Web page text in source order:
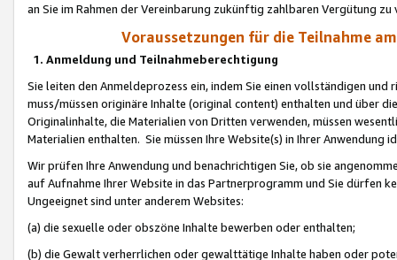
an Sie im Rahmen der Vereinbarung zukünftig zahlbaren Vergütung zu
Voraussetzungen für die Teilnahme
1. Anmeldung und Teilnahmeberechtigung
Sie leiten den Anmeldeprozess ein, indem Sie einen vollständigen
muss/müssen originäre Inhalte (original content) enthalten und über
Originalinhalte, die Materialien von Dritten verwenden, müssen
Materialien enthalten. Sie müssen Ihre Website(s) in Ihrer Anwendung
Wir prüfen Ihre Anwendung und benachrichtigen Sie, ob sie
auf Aufnahme Ihrer Website in das Partnerprogramm und Sie dürfen
Ungeeignet sind unter anderem Websites:
(a) die sexuelle oder obszöne Inhalte bewerben oder enthalten;
(b) die Gewalt verherrlichen oder gewalttätige Inhalte haben oder